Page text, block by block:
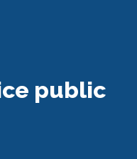
public